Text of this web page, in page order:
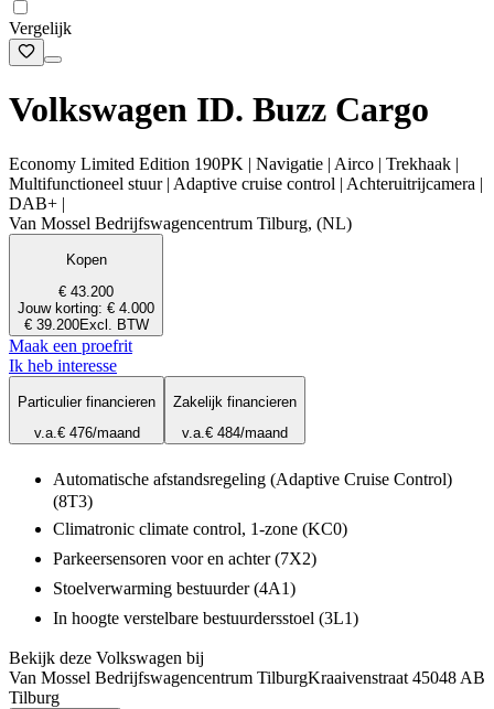
Vergelijk
Volkswagen ID. Buzz Cargo
Economy Limited Edition 190PK | Navigatie | Airco | Trekhaak |
Multifunctioneel stuur | Adaptive cruise control | Achteruitrijcamera |
DAB+ |
Van Mossel Bedrijfswagencentrum Tilburg, (NL)
Kopen
€ 43.200
Jouw korting: € 4.000
€ 39.200Excl. BTW
Maak een proefrit
Ik heb interesse
Particulier financieren
v.a.€ 476/maand
Zakelijk financieren
v.a.€ 484/maand
Automatische afstandsregeling (Adaptive Cruise Control)
(8T3)
Climatronic climate control, 1-zone (KC0)
Parkeersensoren voor en achter (7X2)
Stoelverwarming bestuurder (4A1)
In hoogte verstelbare bestuurdersstoel (3L1)
Bekijk deze Volkswagen bij
Van Mossel Bedrijfswagencentrum TilburgKraaivenstraat 45048 AB
Tilburg